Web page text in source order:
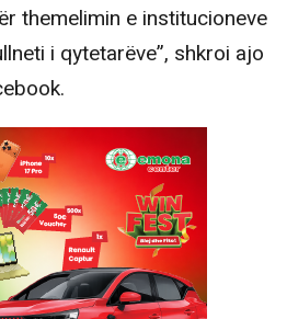
themelimin e institucioneve
i qytetarëve”, shkroi ajo